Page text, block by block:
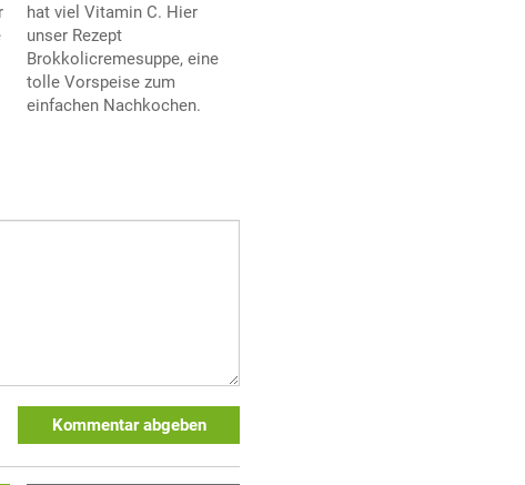
hat viel Vitamin C. Hier
unser Rezept
Brokkolicremesuppe, eine
tolle Vorspeise zum
einfachen Nachkochen.
Kommentar abgeben